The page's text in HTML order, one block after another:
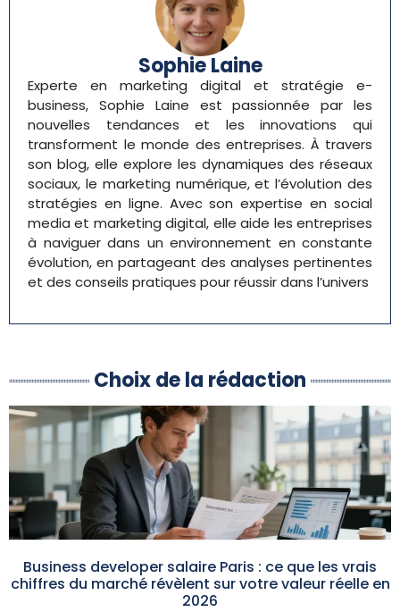
Sophie Laine
Experte en marketing digital et stratégie e-
business, Sophie Laine est passionnée par les
nouvelles tendances et les innovations qui
transforment le monde des entreprises. À travers
son blog, elle explore les dynamiques des réseaux
sociaux, le marketing numérique, et l’évolution des
stratégies en ligne. Avec son expertise en social
media et marketing digital, elle aide les entreprises
à naviguer dans un environnement en constante
évolution, en partageant des analyses pertinentes
et des conseils pratiques pour réussir dans l’univers
Choix de la rédaction
Business developer salaire Paris : ce que les vrais
chiffres du marché révèlent sur votre valeur réelle en
2026